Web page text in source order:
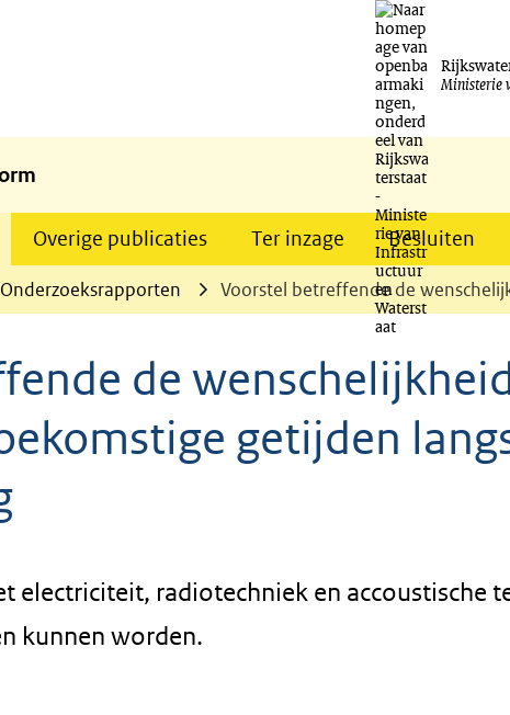
Ga
naar
inhoud
Ministerie
Overige publicaties Ter inzage Besluiten
Onderzoeksrapporten Voorstel betreffende de
de
getijden
electriciteit, radiotechniek en accoustische
kunnen worden.